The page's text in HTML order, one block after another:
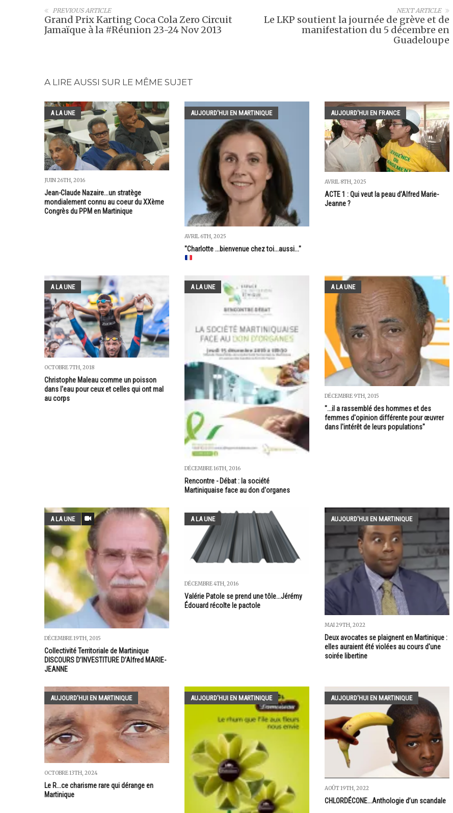
NEXT ARTICLE
Le LKP soutient la journée de grève et de
manifestation du 5 décembre en
Guadeloupe
PREVIOUS ARTICLE
Grand Prix Karting Coca Cola Zero Circuit
Jamaïque à la #Réunion 23-24 Nov 2013
A LIRE AUSSI SUR LE MÊME SUJET
A LA UNE
JUIN 26TH, 2016
Jean-Claude Nazaire...un stratège
mondialement connu au coeur du XXème
Congrès du PPM en Martinique
AUJOURD'HUI EN MARTINIQUE
AVRIL 6TH, 2025
"Charlotte ...bienvenue chez toi...aussi..."
AUJOURD'HUI EN FRANCE
AVRIL 8TH, 2025
ACTE 1 : Qui veut la peau d’Alfred Marie-
Jeanne ?
A LA UNE
OCTOBRE 7TH, 2018
Christophe Maleau comme un poisson
dans l'eau pour ceux et celles qui ont mal
au corps
A LA UNE
DÉCEMBRE 16TH, 2016
Rencontre - Débat : la société
Martiniquaise face au don d'organes
A LA UNE
DÉCEMBRE 9TH, 2015
"...il a rassemblé des hommes et des
femmes d'opinion différente pour œuvrer
dans l'intérêt de leurs populations"
A LA UNE
DÉCEMBRE 19TH, 2015
Collectivité Territoriale de Martinique
DISCOURS D’INVESTITURE D’Alfred MARIE-
JEANNE
A LA UNE
DÉCEMBRE 4TH, 2016
Valérie Patole se prend une tôle...Jérémy
Édouard récolte le pactole
AUJOURD'HUI EN MARTINIQUE
MAI 29TH, 2022
Deux avocates se plaignent en Martinique :
elles auraient été violées au cours d'une
soirée libertine
AUJOURD'HUI EN MARTINIQUE
OCTOBRE 13TH, 2024
Le R...ce charisme rare qui dérange en
Martinique
AUJOURD'HUI EN MARTINIQUE AUJOURD'HUI EN MARTINIQUE
AOÛT 19TH, 2022
CHLORDÉCONE...Anthologie d’un scandale